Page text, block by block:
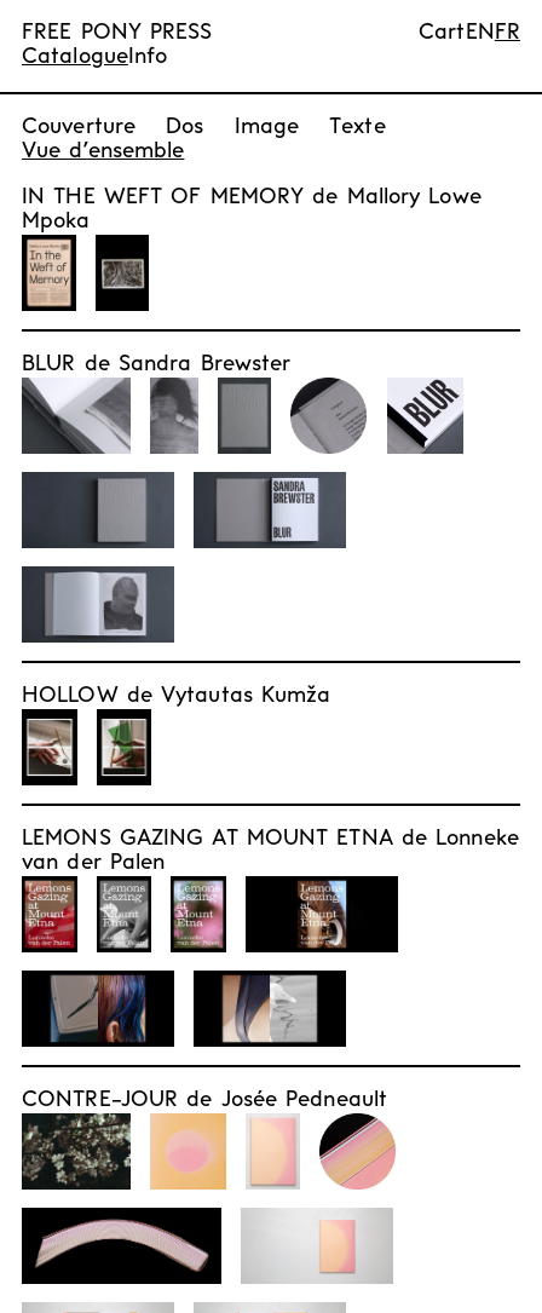
FREE PONY PRESS
CatalogueInfo
Cart EN FR
Couverture Dos Image
Texte
Vue d’ensemble
IN THE WEFT OF MEMORY de Mallory Lowe
Mpoka
BLUR de Sandra Brewster
HOLLOW de Vytautas Kumža
LEMONS GAZING AT MOUNT ETNA de Lonneke
van der Palen
CONTRE-JOUR de Josée Pedneault